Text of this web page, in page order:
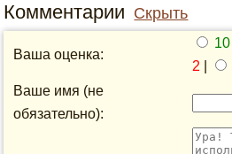
Комментарии Скрыть
Ваша оценка:
10
2
Ваше имя (не
обязательно):